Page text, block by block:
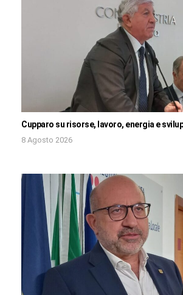
Cupparo su risorse, lavoro, energia e
8 Agosto 2026